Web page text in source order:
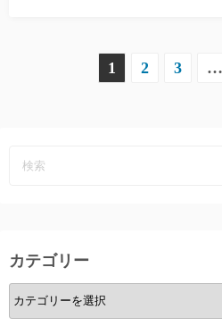
ペ
送
り
1 2 3 …
カテゴリー
カ
テ